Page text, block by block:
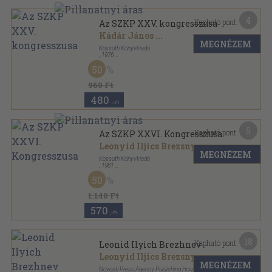
Az SZKP XXV. kongresszusa
Kádár János ...
Kossuth Könyvkiadó
1976
Ragasztott papírkötés
960 Ft
50
480 ,-Ft
Kapható pont:
MEGNÉZEM
Az SZKP XXVI. Kongresszusa
Leonyid Iljics Brezsnyev...
Kossuth Könyvkiadó
1981
Ragasztott papírkötés
1.140 Ft
50
570 ,-Ft
Kapható pont:
MEGNÉZEM
Leonid Ilyich Brezhnev
Leonyid Iljics Brezsnyev
Novosti Press Agency Publishing House
Kapható pont:
MEGNÉZEM